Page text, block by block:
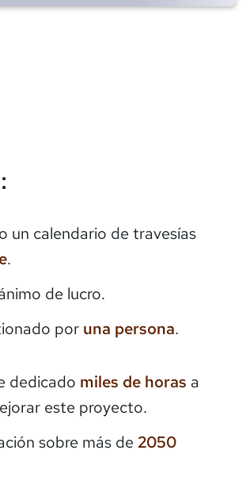
un calendario de travesías
.
de lucro.
por una persona.
dedicado miles de horas a
este proyecto.
sobre más de 2050